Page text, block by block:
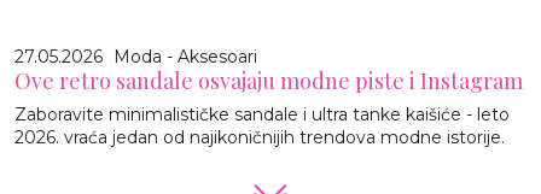
27.05.2026 Moda - Aksesoari
Ove retro sandale osvajaju modne piste i Instagram
Zaboravite minimalističke sandale i ultra tanke kaišiće - leto
2026. vraća jedan od najikoničnijih trendova modne istorije.